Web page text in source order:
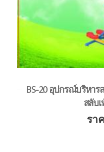
BS-20 อุปกรณ์บริหาร
สลับเ
รา